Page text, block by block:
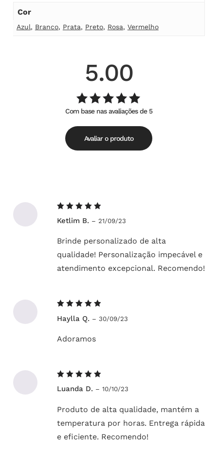
Cor
Azul, Branco, Prata, Preto, Rosa, Vermelho
5.00
Avaliação
5.00de
5
Com base nas avaliações de 5
Avaliar o produto
5de 5
Ketlim B. – 21/09/23
Brinde personalizado de alta
qualidade! Personalização impecável e
atendimento excepcional. Recomendo!
5de 5
Haylla Q. – 30/09/23
Adoramos
5de 5
Luanda D. – 10/10/23
Produto de alta qualidade, mantém a
temperatura por horas. Entrega rápida
e eficiente. Recomendo!